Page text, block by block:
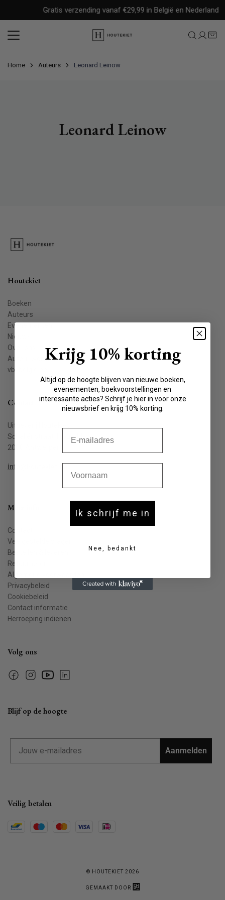
content
Gratis verzending vanaf €29,99 in België en Nederland
Home Auteurs Leonard Leinow
Leonard Leinow
Houtekiet
Boeken
Auteurs
Evenementen
Nieuws
Over ons
Auteur worden
vbkbelgie.be
Contact
Uitgeverij Houtekiet
Schaliënstraat 1, bus 11
2000 Antwerpen
info@houtekiet.be
Meer info
Contact
Veelgestelde vragen
Bestellen & leveren
Retourneren
Algemene voorwaarden
Privacybeleid
Cookiebeleid
Contact informatie
Herroeping indienen
Volg ons
FacebookInstagramYouTubeLinkedin
Blijf op de hoogte
Aanmelden
Veilig betalen
© HOUTEKIET 2026
GEMAAKT DOOR
Krijg 10% korting
Altijd op de hoogte blijven van nieuwe boeken,
evenementen, boekvoorstellingen en
interessante acties? Schrijf je hier in voor onze
nieuwsbrief en krijg 10% korting.
Ik schrijf me in
Nee, bedankt